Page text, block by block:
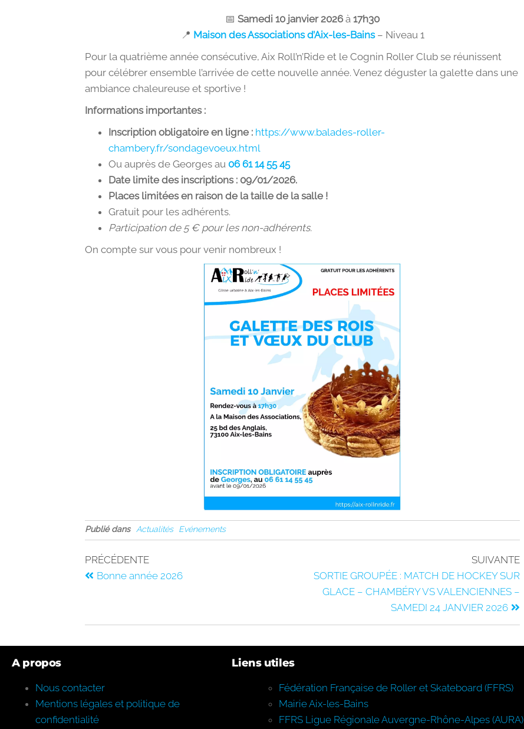
📅Samedi 10 janvier 2026 à17h30
📍 Maison des Associations d’Aix-les-Bains – Niveau 1
Pour la quatrième année consécutive, Aix Roll’n’Ride et le Cognin Roller Club se réunissent
pour célébrer ensemble l’arrivée de cette nouvelle année. Venez déguster la galette dans une
ambiance chaleureuse et sportive !
Informations importantes :
Inscription obligatoire en ligne : https://www.balades-roller-
chambery.fr/sondagevoeux.html
Ou auprès de Georges au 06 61 14 55 45
Date limite des inscriptions : 09/01/2026.
Places limitées en raison de la taille de la salle !
Gratuit pour les adhérents.
Participation de 5 € pour les non-adhérents.
On compte sur vous pour venir nombreux !
Publié dans Actualités Evénements
PRÉCÉDENTE
Bonne année 2026
SUIVANTE
SORTIE GROUPÉE : MATCH DE HOCKEY SUR
GLACE – CHAMBÉRY VS VALENCIENNES –
SAMEDI 24 JANVIER 2026
A propos
Nous contacter
Mentions légales et politique de
confidentialité
Liens utiles
Fédération Française de Roller et Skateboard (FFRS)
Mairie Aix-les-Bains
FFRS Ligue Régionale Auvergne-Rhône-Alpes (AURA)